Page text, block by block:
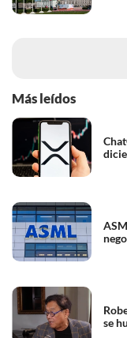
Más leídos
se